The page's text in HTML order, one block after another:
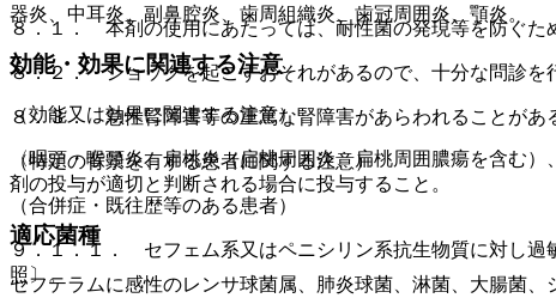
８．１． 本剤の使用にあたっては、耐性菌の発現等を防ぐた
８．２． ショックを起こすおそれがあるので、十分な問診を
８．３． 急性腎障害等の重篤な腎障害があらわれることがあ
（特定の背景を有する患者に関する注意）
（合併症・既往歴等のある患者）
９．１．１． セフェム系又はペニシリン系抗生物質に対し過
照〕。
器炎、中耳炎、副鼻腔炎、歯周組織炎、歯冠周囲炎、顎炎。
効能・効果に関連する注意
（効能又は効果に関連する注意）
〈咽頭・喉頭炎、扁桃炎（扁桃周囲炎、扁桃周囲膿瘍を含む
剤の投与が適切と判断される場合に投与すること。
適応菌種
セフテラムに感性のレンサ球菌属、肺炎球菌、淋菌、大腸菌